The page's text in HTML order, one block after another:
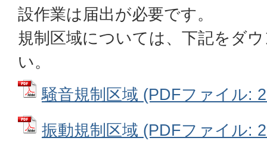
設作業は届出が必要です。
規制区域については、下記をダ
い。
騒音規制区域 (PDFファイル:
振動規制区域 (PDFファイル: